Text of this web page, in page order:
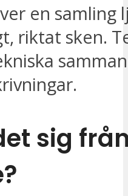
en samling
riktat sken.
sig